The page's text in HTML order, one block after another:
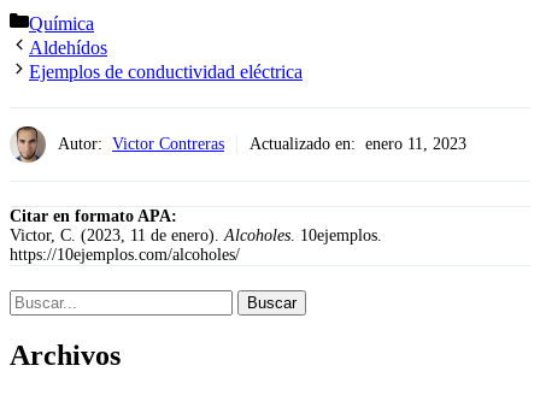
Categorías
Química
Aldehídos
Ejemplos de conductividad eléctrica
Autor: Victor Contreras Actualizado en: enero 11, 2023
Citar en formato APA:
Victor, C. (2023, 11 de enero).Alcoholes. 10ejemplos.
https://10ejemplos.com/alcoholes/
Buscar:
Archivos